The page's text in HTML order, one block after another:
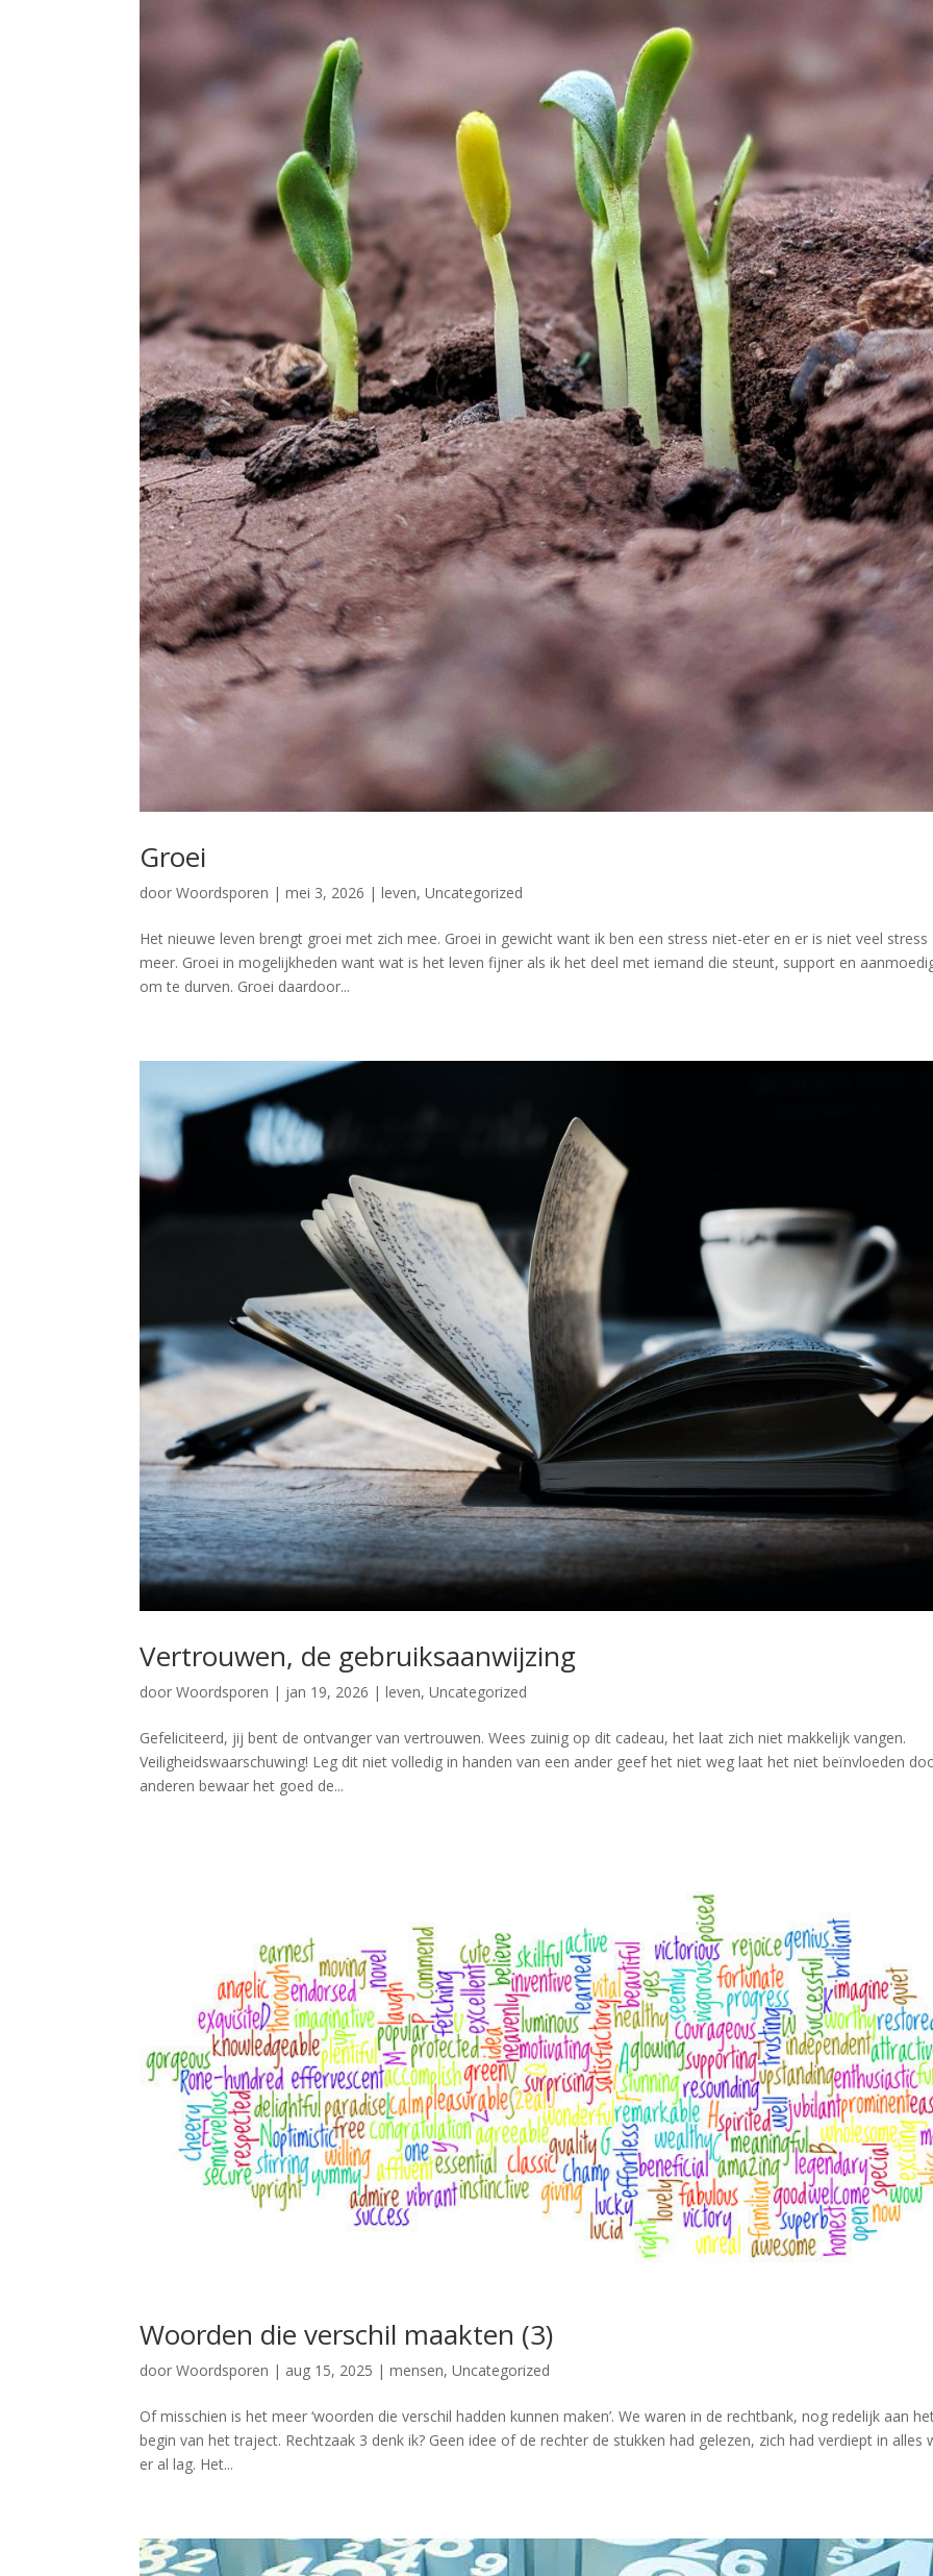
Groei
doorWoordsporen |mei 3, 2026 |leven,Uncategorized
Het nieuwe leven brengt groei met zich mee. Groei in gewicht want ik ben een stress niet-eter en er is niet veel stress
meer. Groei in mogelijkheden want wat is het leven fijner als ik het deel met iemand die steunt, support en
om te durven. Groei daardoor...
Vertrouwen, de gebruiksaanwijzing
doorWoordsporen | jan 19, 2026 |leven,Uncategorized
Gefeliciteerd, jij bent de ontvanger van vertrouwen. Wees zuinig op dit cadeau, het laat zich niet makkelijk vangen.
Veiligheidswaarschuwing! Leg dit niet volledig in handen van een ander geef het niet weg laat het niet beïnvloeden
anderen bewaar het goed de...
Woorden die verschil maakten (3)
doorWoordsporen | aug 15, 2025 |mensen,Uncategorized
Of misschien is het meer ‘woorden die verschil hadden kunnen maken’. We waren in de rechtbank, nog redelijk aan
begin van het traject. Rechtzaak 3 denk ik? Geen idee of de rechter de stukken had gelezen, zich had verdiept in alles
er al lag. Het...